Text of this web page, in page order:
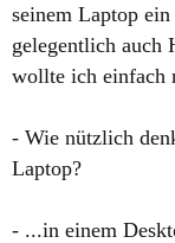
seinem Laptop
gelegentlich auch
wollte ich einfach
- Wie nützlich
Laptop?
- ...in einem